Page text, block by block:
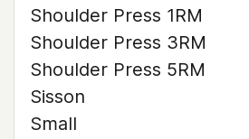
Shoulder Press 1RM
Shoulder Press 3RM
Shoulder Press 5RM
Sisson
Small